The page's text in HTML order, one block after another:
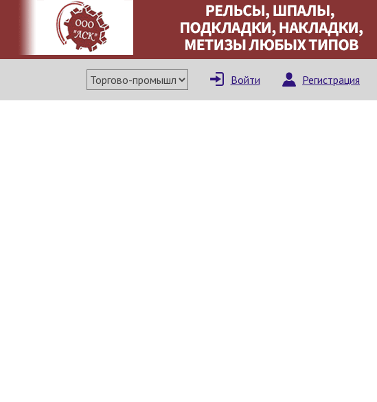
Войти Регистрация
× Написать